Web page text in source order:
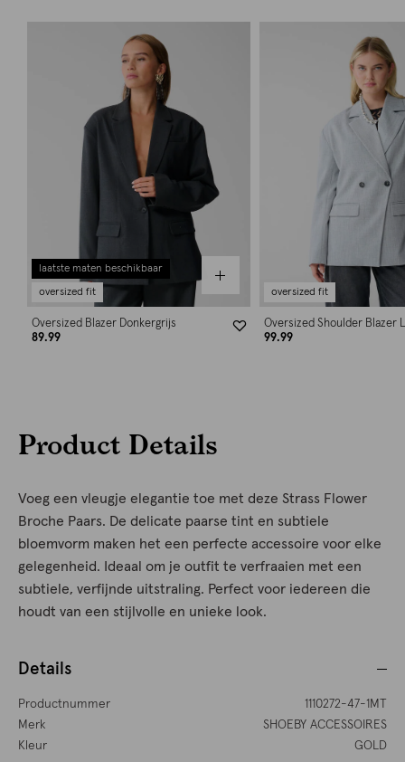
laatste maten beschikbaar
oversized fit
Oversized Blazer Donkergrijs
89.99
oversized fit
Oversized Shoulder Blazer
99.99
Product Details
Voeg een vleugje elegantie toe met deze Strass Flower
Broche Paars. De delicate paarse tint en subtiele
bloemvorm maken het een perfecte accessoire voor elke
gelegenheid. Ideaal om je outfit te verfraaien met een
subtiele, verfijnde uitstraling. Perfect voor iedereen die
houdt van een stijlvolle en unieke look.
Details
Productnummer
1110272-47-1MT
Merk
SHOEBY ACCESSOIRES
Kleur
GOLD